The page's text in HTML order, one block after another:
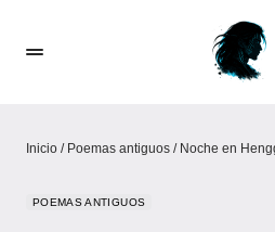
Inicio / Poemas antiguos / Noche en
POEMAS ANTIGUOS